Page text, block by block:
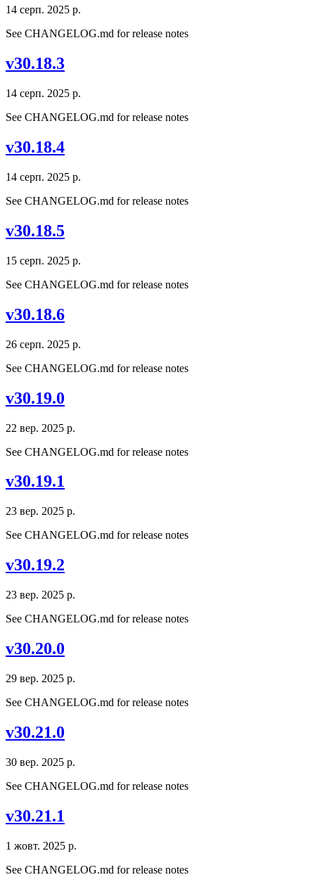
14 серп. 2025 р.
See CHANGELOG.md for release notes
v30.18.3
14 серп. 2025 р.
See CHANGELOG.md for release notes
v30.18.4
14 серп. 2025 р.
See CHANGELOG.md for release notes
v30.18.5
15 серп. 2025 р.
See CHANGELOG.md for release notes
v30.18.6
26 серп. 2025 р.
See CHANGELOG.md for release notes
v30.19.0
22 вер. 2025 р.
See CHANGELOG.md for release notes
v30.19.1
23 вер. 2025 р.
See CHANGELOG.md for release notes
v30.19.2
23 вер. 2025 р.
See CHANGELOG.md for release notes
v30.20.0
29 вер. 2025 р.
See CHANGELOG.md for release notes
v30.21.0
30 вер. 2025 р.
See CHANGELOG.md for release notes
v30.21.1
1 жовт. 2025 р.
See CHANGELOG.md for release notes